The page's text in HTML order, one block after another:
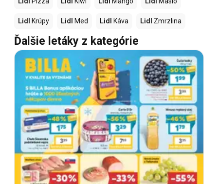
Lidl Krúpy Lidl Med Lidl Káva Lidl Zmrzlina
Ďalšie letáky z kategórie